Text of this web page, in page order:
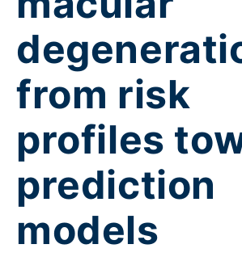
from risk
profiles
prediction
models